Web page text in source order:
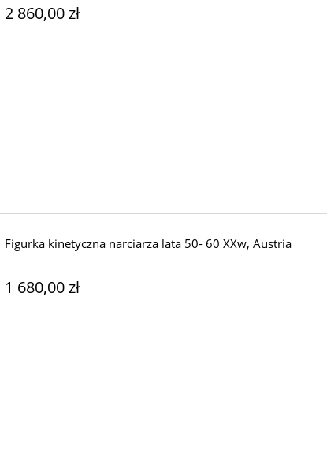
2 860,00 zł
Figurka kinetyczna narciarza lata 50- 60 XXw, Austria
1 680,00 zł